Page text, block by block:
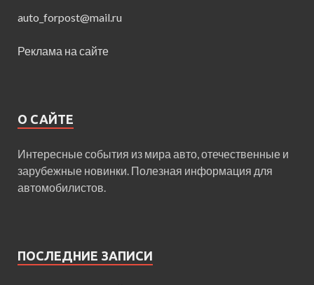
auto_forpost@mail.ru
Реклама на сайте
О САЙТЕ
Интересные события из мира авто, отечественные и
зарубежные новинки. Полезная информация для
автомобилистов.
ПОСЛЕДНИЕ ЗАПИСИ